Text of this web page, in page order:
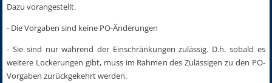
Dazu vorangestellt.
- Die Vorgaben sind keine PO-Änderungen
- Sie sind nur während der Einschränkungen zulässig. D.h. sobald es
weitere Lockerungen gibt, muss im Rahmen des Zulässigen zu den PO-
Vorgaben zurückgekehrt werden.